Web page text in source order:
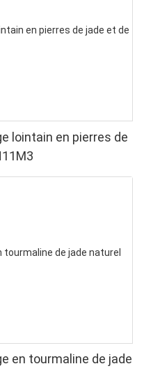
lointain en pierres de
en tourmaline de jade